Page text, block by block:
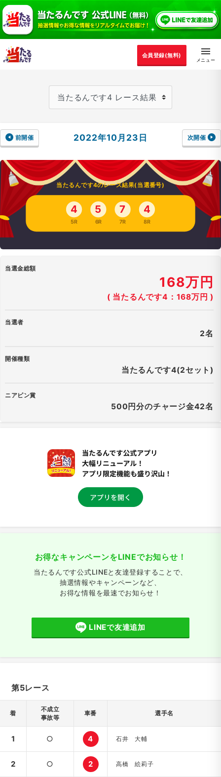
会員登録(無料)
前開催 2022年10月23日 次開催
当たるんです4のレース結果(当選番号)
4
5R
5
6R
7
7R
4
8R
当選金総額
168万円
( 当たるんです4：168万円 )
当選者
2名
開催種類
当たるんです4(2セット)
ニアピン賞
500円分のチャージ金42名
お得なキャンペーンをLINEでお知らせ！
当たるんです公式LINEと友達登録することで、
抽選情報やキャンペーンなど、
お得な情報を最速でお知らせ！
LINEで友達追加
第5レース
着
不成立
事故等
車番 選手名
1 ○ 4 石井 大輔
2 ○ 2 高橋 絵莉子